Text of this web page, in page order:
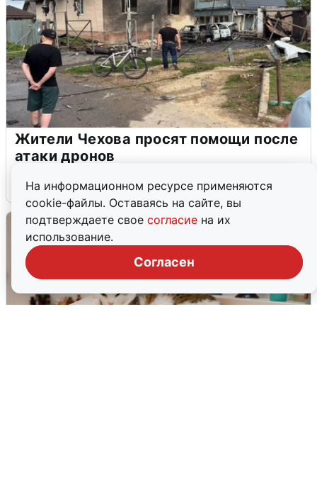
На информационном ресурсе применяются
cookie-файлы. Оставаясь на сайте, вы
подтверждаете свое согласие на их
использование.
Согласен
Жители Чехова просят помощи после
атаки дронов
8 августа 0